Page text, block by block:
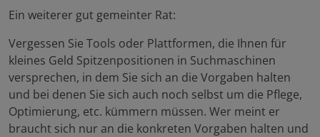
Ein weiterer gut gemeinter Rat:
Vergessen Sie Tools oder Plattformen, die Ihnen für
kleines Geld Spitzenpositionen in Suchmaschinen
versprechen, in dem Sie sich an die Vorgaben halten
und bei denen Sie sich auch noch selbst um die Pflege,
Optimierung, etc. kümmern müssen. Wer meint er
braucht sich nur an die konkreten Vorgaben halten und